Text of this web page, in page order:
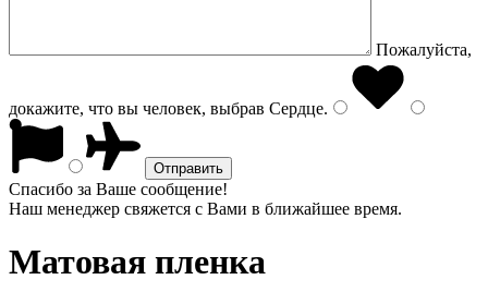
Пожалуйста,
докажите, что вы человек, выбрав Сердце.
Спасибо за Ваше сообщение!
Наш менеджер свяжется с Вами в ближайшее время.
Матовая пленка